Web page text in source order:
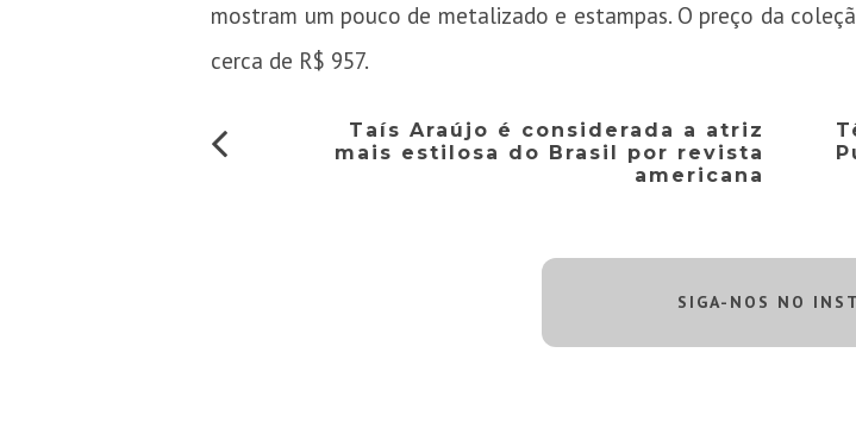
mostram um pouco de metalizado e estampas. O preço da
cerca de R$ 957.
Taís Araújo é considerada a atriz
mais estilosa do Brasil por revista
americana
SIGA-NOS NO